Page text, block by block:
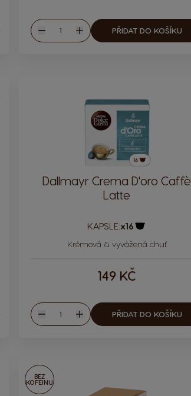
Množství
Zvýšit
PŘIDAT DO KOŠÍKU
Dallmayr Crema D'oro Caffè
Latte
KAPSLE:x16
Krémová & vyvážená chuť
149 KČ
Množství
Zvýšit
PŘIDAT DO KOŠÍKU
BEZ
KOFEINU